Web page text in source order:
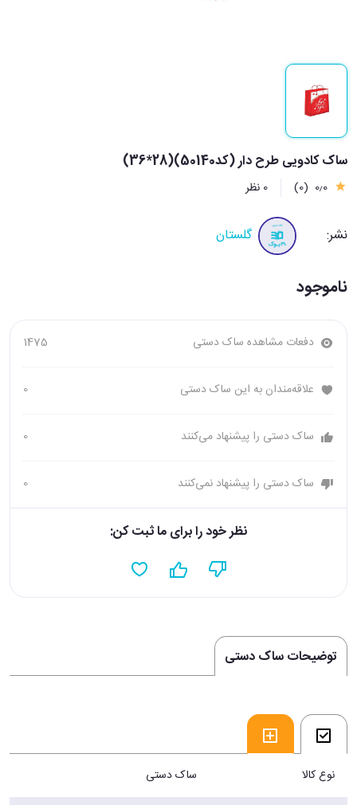
ساک کادویی طرح دار (کد50140)(28*36)
0٫0 (0) 0 نظر
نشر: گلستان
ناموجود
دفعات مشاهده ساک دستی 1475
علاقه‌مندان به این ساک دستی 0
ساک دستی را پیشنهاد می‌کنند 0
ساک دستی را پیشنهاد نمی‌کنند 0
نظر خود را برای ما ثبت کن:
توضیحات ساک دستی
نوع کالا ساک دستی